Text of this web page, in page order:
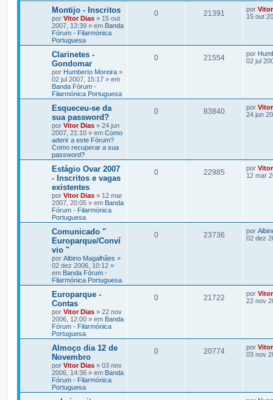
Montijo - Inscritos
por Vitor Dias » 15 out
2007, 13:39 » em Banda
Fórum - Filarmónica
Portuguesa
0 21391 por
15 out
Clarinetes -
Gondomar
por Humberto Moreira »
02 jul 2007, 15:17 » em
Banda Fórum -
Filarmónica Portuguesa
0 21554 por
02 jul
Esqueceu-se da
sua password?
por Vitor Dias » 24 jun
2007, 21:10 » em Como
aderir a este Fórum?
Como recuperar a sua
password?
0 83840 por
24 jun
Estágio Ovar 2007
- Inscritos e vagas
existentes
por Vitor Dias » 12 mar
2007, 20:05 » em Banda
Fórum - Filarmónica
Portuguesa
0 22985 por
12 mar
Comunicado "
Europarque/Conví
vio "
por Albino Magalhães »
02 dez 2006, 10:12 »
em Banda Fórum -
Filarmónica Portuguesa
0 23736 por
02 dez
Europarque -
Contas
por Vitor Dias » 22 nov
2006, 12:00 » em Banda
Fórum - Filarmónica
Portuguesa
0 21722 por
22 nov
Almoço dia 12 de
Novembro
por Vitor Dias » 03 nov
2006, 14:36 » em Banda
Fórum - Filarmónica
Portuguesa
0 20774 por
03 nov